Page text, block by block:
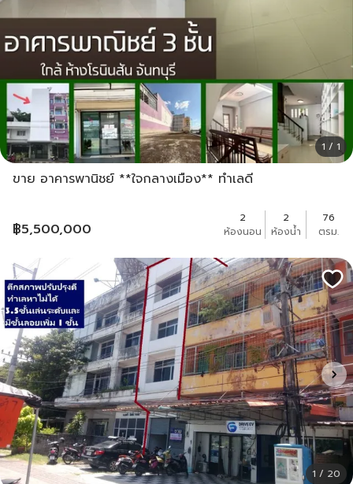
1 / 1
ขาย อาคารพานิชย์ **ใจกลางเมือง** ทำเลดี
฿5,500,000
2
ห้องนอน
2
ห้องน้ำ
76
ตรม.
1 / 20